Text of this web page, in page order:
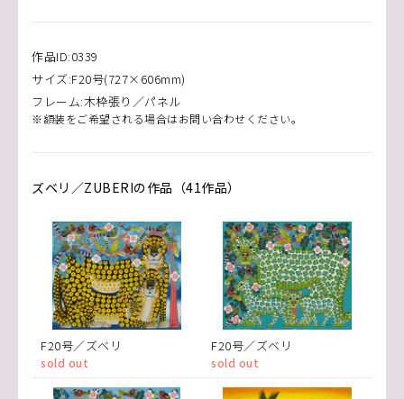
作品ID:0339
サイズ:F20号(727×606mm)
フレーム:木枠張り／パネル
※額装をご希望される場合はお問い合わせください。
ズベリ／ZUBERIの作品（41作品）
F20号／ズベリ
sold out
F20号／ズベリ
sold out